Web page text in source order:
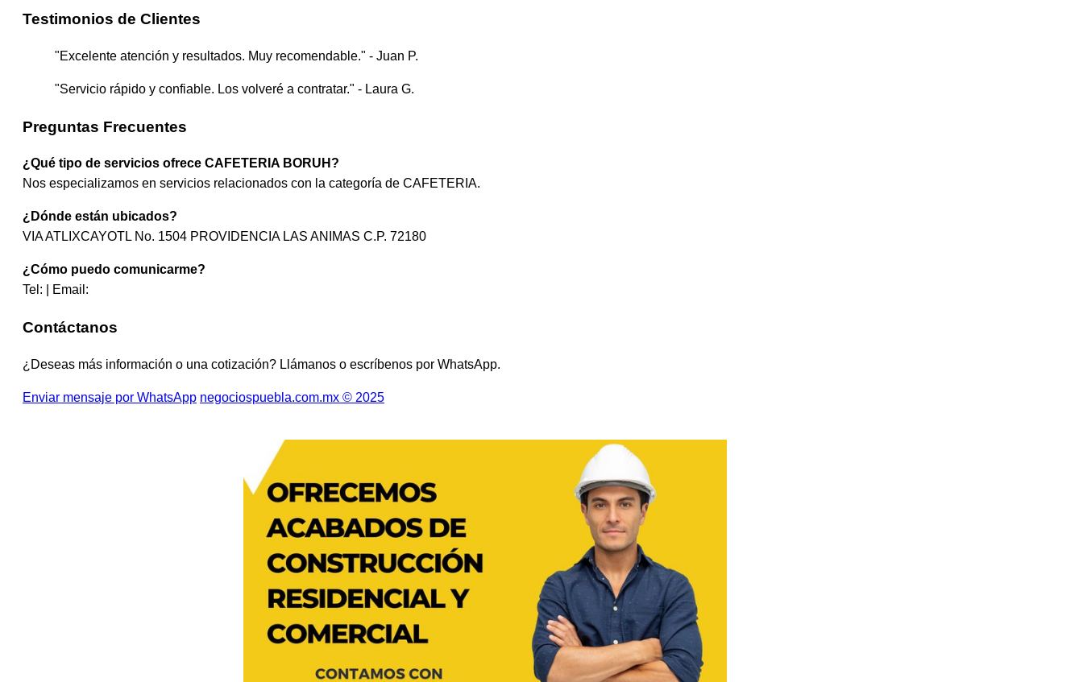
Testimonios de Clientes
"Excelente atención y resultados. Muy recomendable." - Juan P.
"Servicio rápido y confiable. Los volveré a contratar." - Laura G.
Preguntas Frecuentes
¿Qué tipo de servicios ofrece CAFETERIA BORUH?
Nos especializamos en servicios relacionados con la categoría de CAFETERIA.
¿Dónde están ubicados?
VIA ATLIXCAYOTL No. 1504 PROVIDENCIA LAS ANIMAS C.P. 72180
¿Cómo puedo comunicarme?
Tel: | Email:
Contáctanos
¿Deseas más información o una cotización? Llámanos o escríbenos por WhatsApp.
Enviar mensaje por WhatsApp negociospuebla.com.mx © 2025